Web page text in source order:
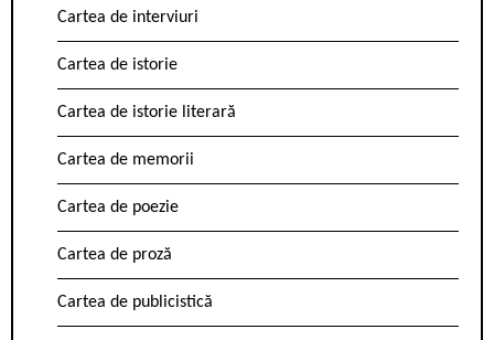
Cartea de interviuri
Cartea de istorie
Cartea de istorie literară
Cartea de memorii
Cartea de poezie
Cartea de proză
Cartea de publicistică